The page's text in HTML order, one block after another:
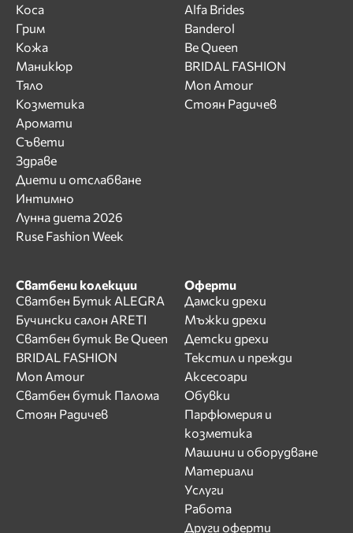
Коса
Грим
Кожа
Маникюр
Тяло
Козметика
Аромати
Съвети
Здраве
Диети и отслабване
Интимно
Лунна диета 2026
Ruse Fashion Week
Alfa Brides
Banderol
Be Queen
BRIDAL FASHION
Mon Amour
Стоян Радичев
Сватбени колекции
Сватбен Бутик ALEGRA
Бучински салон ARETI
Сватбен бутик Be Queen
BRIDAL FASHION
Mon Amour
Сватбен бутик Палома
Стоян Радичев
Оферти
Дамски дрехи
Мъжки дрехи
Детски дрехи
Текстил и прежди
Аксесоари
Обувки
Парфюмерия и
козметика
Машини и оборудване
Материали
Услуги
Работа
Други оферти